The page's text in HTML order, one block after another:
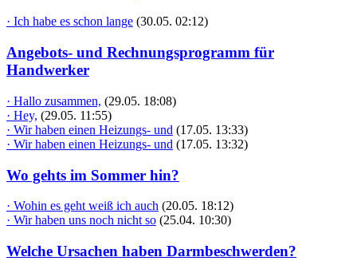
· Ich habe es schon lange (30.05. 02:12)
Angebots- und Rechnungsprogramm für
Handwerker
· Hallo zusammen, (29.05. 18:08)
· Hey, (29.05. 11:55)
· Wir haben einen Heizungs- und (17.05. 13:33)
· Wir haben einen Heizungs- und (17.05. 13:32)
Wo gehts im Sommer hin?
· Wohin es geht weiß ich auch (20.05. 18:12)
· Wir haben uns noch nicht so (25.04. 10:30)
Welche Ursachen haben Darmbeschwerden?